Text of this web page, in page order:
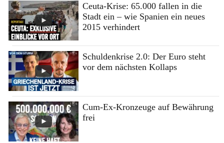
Ceuta-Krise: 65.000 fallen in die
Stadt ein – wie Spanien ein neues
2015 verhindert
Schuldenkrise 2.0: Der Euro steht
vor dem nächsten Kollaps
Cum-Ex-Kronzeuge auf Bewährung
frei